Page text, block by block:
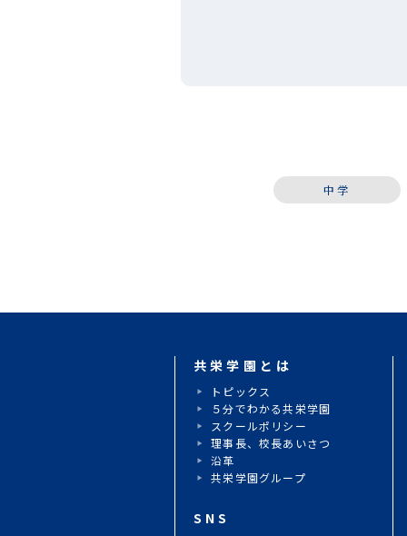
中学
共栄学園とは
トピックス
５分でわかる共栄学園
スクールポリシー
理事長、校長あいさつ
沿革
共栄学園グループ
SNS